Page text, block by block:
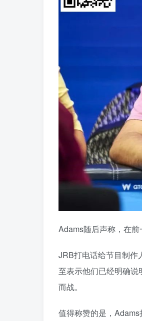
Adams随后声称，在前
JRB打电话给节目制作
至表示他们已经明确
而战。
值得称赞的是，Adams